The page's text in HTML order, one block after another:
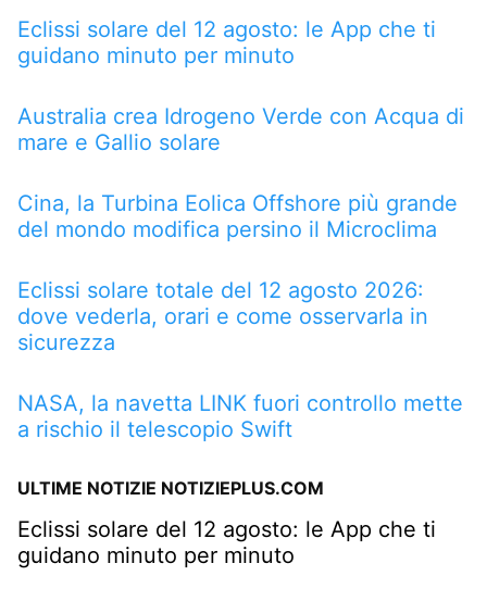
Eclissi solare del 12 agosto: le App che ti
guidano minuto per minuto
Australia crea Idrogeno Verde con Acqua di
mare e Gallio solare
Cina, la Turbina Eolica Offshore più grande
del mondo modifica persino il Microclima
Eclissi solare totale del 12 agosto 2026:
dove vederla, orari e come osservarla in
sicurezza
NASA, la navetta LINK fuori controllo mette
a rischio il telescopio Swift
ULTIME NOTIZIE NOTIZIEPLUS.COM
Eclissi solare del 12 agosto: le App che ti
guidano minuto per minuto